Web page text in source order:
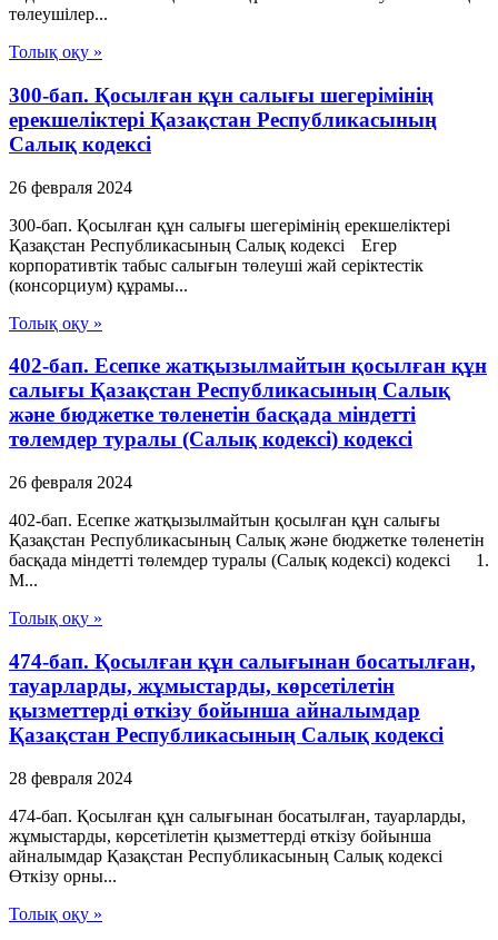
төлеушілер...
Толық оқу »
300-бап. Қосылған құн салығы шегерімінің
ерекшеліктері Қазақстан Республикасының
Салық кодексі
26 февраля 2024
300-бап. Қосылған құн салығы шегерімінің ерекшеліктері
Қазақстан Республикасының Салық кодексі Егер
корпоративтік табыс салығын төлеуші жай серіктестік
(консорциум) құрамы...
Толық оқу »
402-бап. Есепке жатқызылмайтын қосылған құн
салығы Қазақстан Республикасының Салық
және бюджетке төленетін басқада міндетті
төлемдер туралы (Салық кодексі) кодексі
26 февраля 2024
402-бап. Есепке жатқызылмайтын қосылған құн салығы
Қазақстан Республикасының Салық және бюджетке төленетін
басқада міндетті төлемдер туралы (Салық кодексі) кодексі 1.
М...
Толық оқу »
474-бап. Қосылған құн салығынан босатылған,
тауарларды, жұмыстарды, көрсетілетін
қызметтерді өткізу бойынша айналымдар
Қазақстан Республикасының Салық кодексі
28 февраля 2024
474-бап. Қосылған құн салығынан босатылған, тауарларды,
жұмыстарды, көрсетілетін қызметтерді өткізу бойынша
айналымдар Қазақстан Республикасының Салық кодексі
Өткізу орны...
Толық оқу »